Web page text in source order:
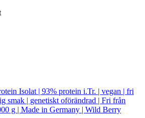
Isolat | 93% protein i.Tr. | vegan | fri
smak | genetiskt oförändrad | Fri från
g | Made in Germany | Wild Berry